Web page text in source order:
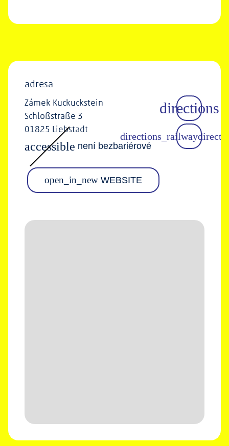
adresa
Zámek Kuckuckstein
Schloßstraße 3
01825 Liebstadt
accessible není bezbariérové
open_in_new WEBSITE